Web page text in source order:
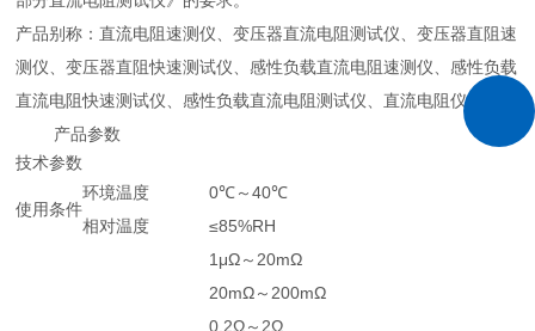
产品别称：直流电阻速测仪、变压器直流电阻测试仪、变压器直阻速
测仪、变压器直阻快速测试仪、感性负载直流电阻速测仪、感性负载
直流电阻快速测试仪、感性负载直流电阻测试仪、直流电阻仪
产品参数
技术参数
使用条件
环境温度
0℃～40℃
相对温度
≤85%RH
1μΩ～20mΩ
20mΩ～200mΩ
0.2Ω～2Ω